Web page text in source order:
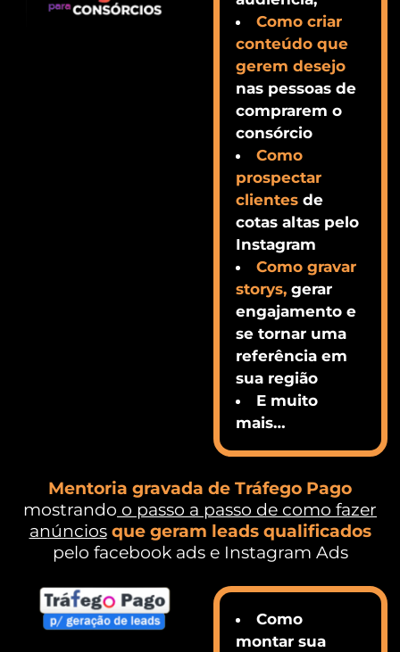
Como criar
conteúdo que
gerem desejo
nas pessoas de
comprarem o
consórcio
Como
prospectar
clientes de
cotas altas pelo
Instagram
Como gravar
storys,gerar
engajamento e
se tornar uma
referência em
sua região
E muito
mais…
Mentoria gravada de Tráfego Pago
mostrando o passo a passo de como fazer
anúnciosque geram leads qualificados
pelo facebook ads e Instagram Ads
Como
montar sua